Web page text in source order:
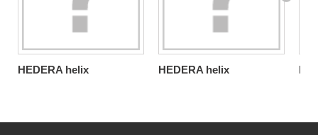
HEDERA helix HEDERA helix